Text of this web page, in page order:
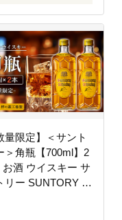
量限定】＜サント
＞角瓶【700ml】2
リー SUNTORY ハ